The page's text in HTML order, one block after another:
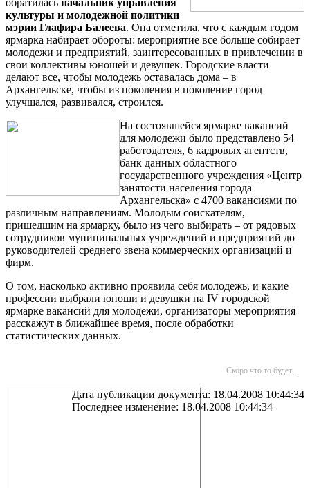
обратилась начальник управления
культуры и молодежной политики
мэрии Глафира Балеева. Она отметила, что с каждым годом
ярмарка набирает обороты: мероприятие все больше собирает
молодежи и предприятий, заинтересованных в привлечении в
свои коллективы юношей и девушек. Городские власти
делают все, чтобы молодежь оставалась дома – в
Архангельске, чтобы из поколения в поколение город
улучшался, развивался, строился.
На состоявшейся ярмарке вакансий
для молодежи было представлено 54
работодателя, 6 кадровых агентств,
банк данных областного
государственного учреждения «Центр
занятости населения города
Архангельска» с 4700 вакансиями по
различным направлениям. Молодым соискателям,
пришедшим на ярмарку, было из чего выбирать – от рядовых
сотрудников муниципальных учреждений и предприятий до
руководителей среднего звена коммерческих организаций и
фирм.
О том, насколько активно проявила себя молодежь, и какие
профессии выбрали юноши и девушки на IV городской
ярмарке вакансий для молодежи, организаторы мероприятия
расскажут в ближайшее время, после обработки
статистических данных.
Скоро что то будет...
Дата публикации документа: 18.04.2008 10:44:34
Последнее изменение: 18.04.2008 10:44:34